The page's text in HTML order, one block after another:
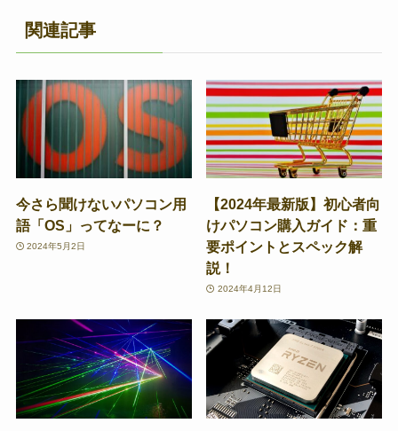
関連記事
今さら聞けないパソコン用
語「OS」ってなーに？
2024年5月2日
【2024年最新版】初心者向
けパソコン購入ガイド：重
要ポイントとスペック解
説！
2024年4月12日